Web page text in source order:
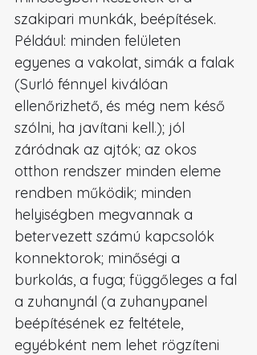
szakipari munkák, beépítések.
Például: minden felületen
egyenes a vakolat, simák a falak
(Surló fénnyel kiválóan
ellenőrizhető, és még nem késő
szólni, ha javítani kell.); jól
záródnak az ajtók; az okos
otthon rendszer minden eleme
rendben működik; minden
helyiségben megvannak a
betervezett számú kapcsolók
konnektorok; minőségi a
burkolás, a fuga; függőleges a fal
a zuhanynál (a zuhanypanel
beépítésének ez feltétele,
egyébként nem lehet rögzíteni